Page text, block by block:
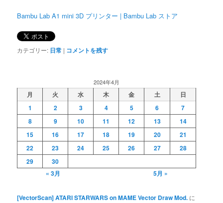
Bambu Lab A1 mini 3D プリンター | Bambu Lab ストア
カテゴリー: 日常 | コメントを残す
2024年4月
月 火 水 木 金 土
日
1
2 3 4 5 6
7
8
9 10 11 12 13
14
15
16 17 18 19 20
21
22
23 24 25 26 27
28
29
30
« 3月
5月 »
[VectorScan] ATARI STARWARS on MAME Vector Draw Mod. に